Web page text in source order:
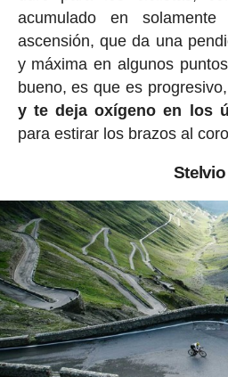
acumulado en
ascensión, que da una
y máxima en algunos
bueno, es que es
y te deja oxígeno en los
para estirar los brazos al
Stelvio